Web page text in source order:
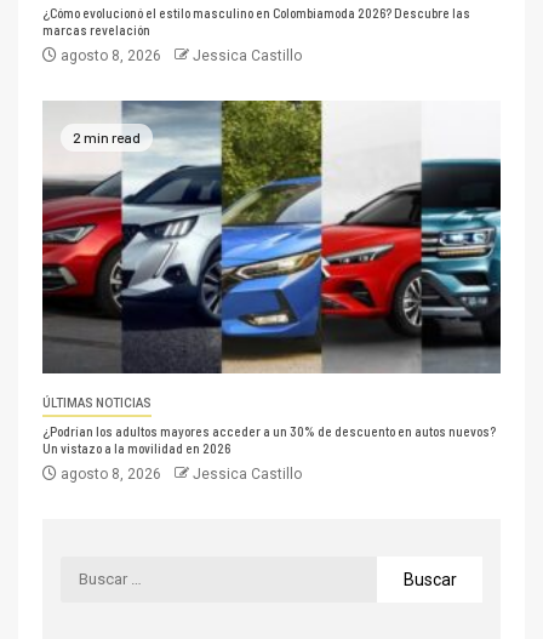
¿Cómo evolucionó el estilo masculino en Colombiamoda 2026? Descubre las
marcas revelación
agosto 8, 2026 Jessica Castillo
2 min read
ÚLTIMAS NOTICIAS
¿Podrían los adultos mayores acceder a un 30% de descuento en autos nuevos?
Un vistazo a la movilidad en 2026
agosto 8, 2026 Jessica Castillo